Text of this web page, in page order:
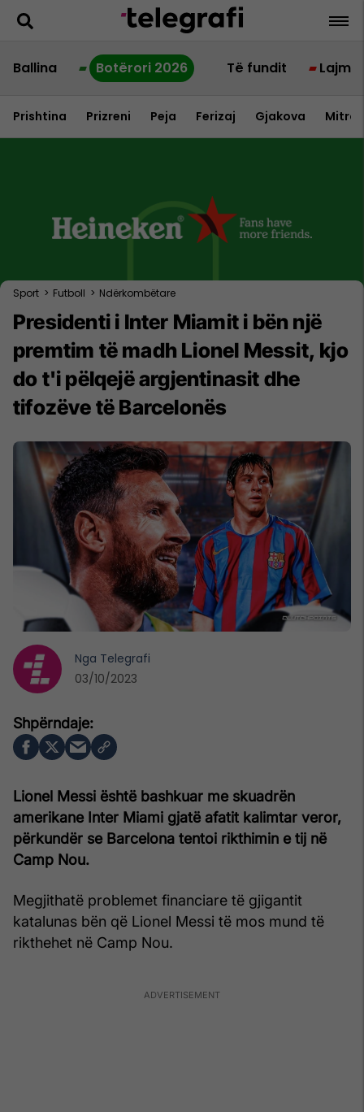
Ballina Botërori 2026 Të fundit Lajme
Prishtina Prizreni Peja Ferizaj Gjakova
Sport > Futboll > Ndërkombëtare
Presidenti i Inter Miamit i bën një
premtim të madh Lionel Messit, kjo
do t'i pëlqejë argjentinasit dhe
tifozëve të Barcelonës
Lionel Messi është bashkuar me skuadrën
amerikane Inter Miami gjatë afatit kalimtar veror,
përkundër se Barcelona tentoi rikthimin e tij në
Camp Nou.
Megjithatë problemet financiare të gjigantit
katalunas bën që Lionel Messi të mos mund të
rikthehet në Camp Nou.
Nga Telegrafi
03/10/2023